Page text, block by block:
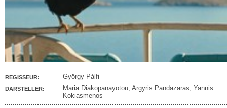
REGISSEUR: György Pálfi
DARSTELLER: Maria Diakopanayotou, Argyris Pandazaras, Yannis
Kokiasmenos